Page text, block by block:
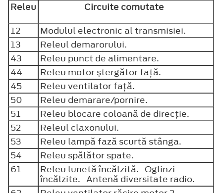
Releu
Circuite comutate
12
Modulul electronic al transmisiei.
13
Releul demarorului.
43
Releu punct de alimentare.
44
Releu motor ştergător faţă.
45
Releu ventilator faţă.
50
Releu demarare/pornire.
51
Releu blocare coloană de direcţie.
52
Releul claxonului.
53
Releu lampă fază scurtă stânga.
54
Releu spălător spate.
61
Releu lunetă încălzită. Oglinzi
încălzite. Antenă diversitate radio.